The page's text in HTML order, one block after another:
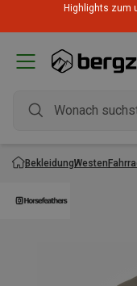
Highlights zum
BekleidungWesten